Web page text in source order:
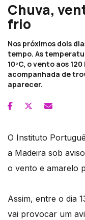
Chuva,
frio
Nos próximos dois
tempo. As
10ºC, o vento aos
acompanhada de
aparecer.
O Instituto
a Madeira sob
o vento e amarelo
Assim, entre o dia
vai provocar um